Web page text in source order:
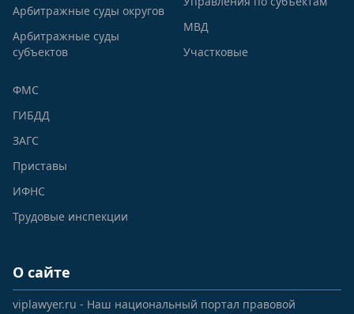
Арбитражные суды округов
Арбитражные суды
субъектов
МВД
Участковые
ФМС
ГИБДД
ЗАГС
Приставы
ИФНС
Трудовые инспекции
О сайте
viplawyer.ru - Наш национальный портал правовой